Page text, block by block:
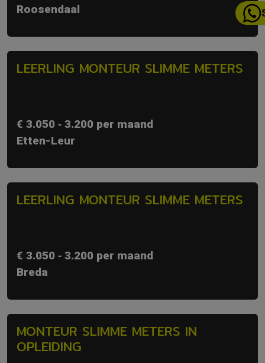
Roosendaal
LEERLING MONTEUR SLIMME METERS
€ 3.050 ‐ 3.200 per maand
Etten-Leur
LEERLING MONTEUR SLIMME METERS
€ 3.050 ‐ 3.200 per maand
Breda
MONTEUR SLIMME METERS IN
OPLEIDING